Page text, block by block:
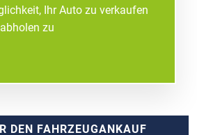
Ihr Auto zu verkaufen
zu
DEN FAHRZEUGANKAUF